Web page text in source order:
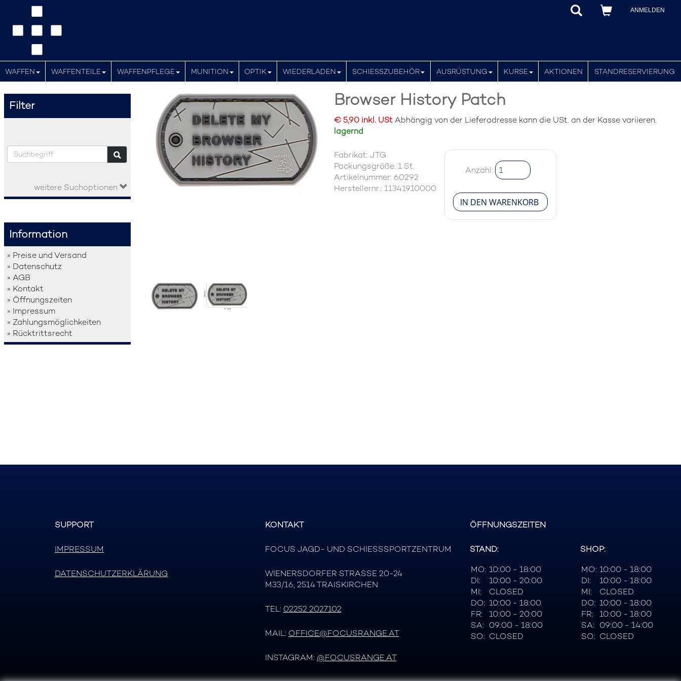
ANMELDEN
WAFFEN WAFFENTEILE WAFFENPFLEGE MUNITION OPTIK WIEDERLADEN SCHIESSZUBEHÖR AUSRÜSTUNG KURSE AKTIONEN STANDRESERVIERUNG
Filter
weitere Suchoptionen
Information
» Preise und Versand
» Datenschutz
» AGB
» Kontakt
» Öffnungszeiten
» Impressum
» Zahlungsmöglichkeiten
» Rücktrittsrecht
Browser History Patch
€ 5,90 inkl. UStAbhängig von der Lieferadresse kann die USt. an der Kasse variieren.
lagernd
Fabrikat: JTG
Packungsgröße: 1 St.
Artikelnummer: 60292
Herstellernr.: 11341910000
Anzahl:
SUPPORT
IMPRESSUM
DATENSCHUTZERKLÄRUNG
KONTAKT
FOCUS JAGD- UND SCHIESSSPORTZENTRUM
WIENERSDORFER STRASSE 20-24
M33/16, 2514 TRAISKIRCHEN
TEL: 02252 2027102
MAIL: OFFICE@FOCUSRANGE.AT
INSTAGRAM: @FOCUSRANGE.AT
ÖFFNUNGSZEITEN
STAND:
MO: 10:00 - 18:00
DI:
10:00 - 20:00
MI:
CLOSED
DO: 10:00 - 18:00
FR:
10:00 - 20:00
SA: 09:00 - 18:00
SO: CLOSED
SHOP:
MO: 10:00 - 18:00
DI:
10:00 - 18:00
MI:
CLOSED
DO: 10:00 - 18:00
FR:
10:00 - 18:00
SA: 09:00 - 14:00
SO: CLOSED